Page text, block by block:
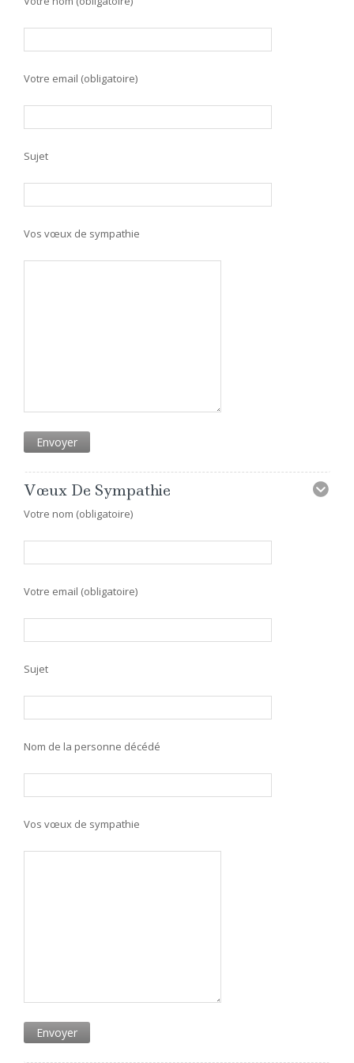
Votre email (obligatoire)
Sujet
Vos vœux de sympathie
Vœux De Sympathie
Votre nom (obligatoire)
Votre email (obligatoire)
Sujet
Nom de la personne décédé
Vos vœux de sympathie